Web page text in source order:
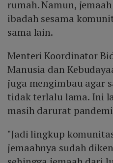
rumah. Namun,
ibadah sesama
sama lain.
Menteri Koordinator
Manusia dan
juga mengimbau agar
tidak terlalu lama. Ini
masih darurat
"Jadi lingkup
jemaahnya sudah